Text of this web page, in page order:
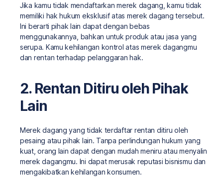
Jika kamu tidak mendaftarkan merek dagang, kamu tidak
memiliki hak hukum eksklusif atas merek dagang tersebut.
Ini berarti pihak lain dapat dengan bebas
menggunakannya, bahkan untuk produk atau jasa yang
serupa. Kamu kehilangan kontrol atas merek dagangmu
dan rentan terhadap pelanggaran hak.
2. Rentan Ditiru oleh Pihak
Lain
Merek dagang yang tidak terdaftar rentan ditiru oleh
pesaing atau pihak lain. Tanpa perlindungan hukum yang
kuat, orang lain dapat dengan mudah meniru atau menyalin
merek dagangmu. Ini dapat merusak reputasi bisnismu dan
mengakibatkan kehilangan konsumen.